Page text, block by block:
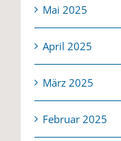
Mai 2025
April 2025
März 2025
Februar 2025